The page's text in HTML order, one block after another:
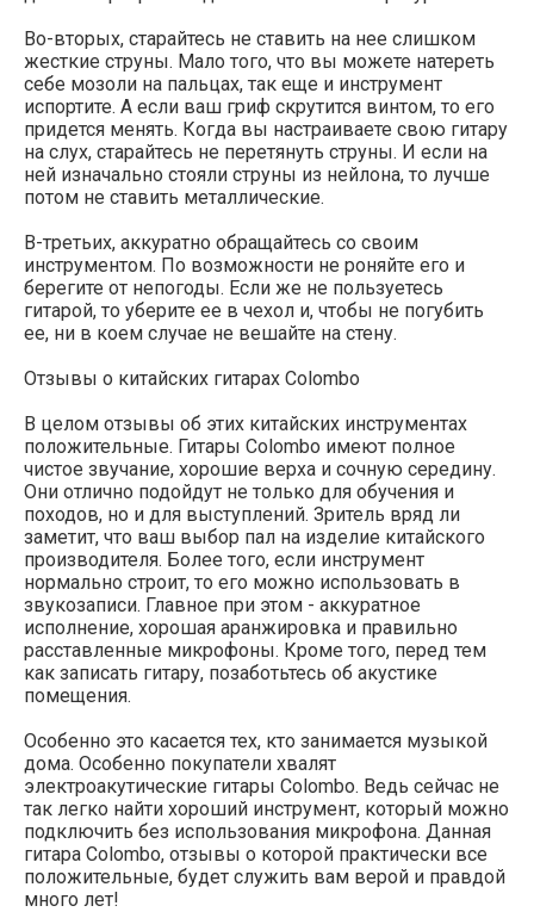
Во-вторых, старайтесь не ставить на нее слишком
жесткие струны. Мало того, что вы можете натереть
себе мозоли на пальцах, так еще и инструмент
испортите. А если ваш гриф скрутится винтом, то его
придется менять. Когда вы настраиваете свою гитару
на слух, старайтесь не перетянуть струны. И если на
ней изначально стояли струны из нейлона, то лучше
потом не ставить металлические.
В-третьих, аккуратно обращайтесь со своим
инструментом. По возможности не роняйте его и
берегите от непогоды. Если же не пользуетесь
гитарой, то уберите ее в чехол и, чтобы не погубить
ее, ни в коем случае не вешайте на стену.
Отзывы о китайских гитарах Colombo
В целом отзывы об этих китайских инструментах
положительные. Гитары Colombo имеют полное
чистое звучание, хорошие верха и сочную середину.
Они отлично подойдут не только для обучения и
походов, но и для выступлений. Зритель вряд ли
заметит, что ваш выбор пал на изделие китайского
производителя. Более того, если инструмент
нормально строит, то его можно использовать в
звукозаписи. Главное при этом - аккуратное
исполнение, хорошая аранжировка и правильно
расставленные микрофоны. Кроме того, перед тем
как записать гитару, позаботьтесь об акустике
помещения.
Особенно это касается тех, кто занимается музыкой
дома. Особенно покупатели хвалят
электроакутические гитары Colombo. Ведь сейчас не
так легко найти хороший инструмент, который можно
подключить без использования микрофона. Данная
гитара Colombo, отзывы о которой практически все
положительные, будет служить вам верой и правдой
много лет!